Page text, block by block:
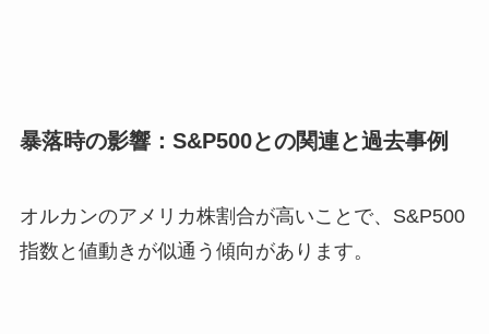
暴落時の影響：S&P500との関連と過去事例
オルカンのアメリカ株割合が高いことで、S&P500
指数と値動きが似通う傾向があります。